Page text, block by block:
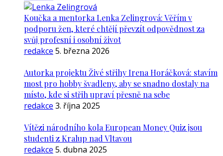
Koučka a mentorka Lenka Zelingrová: Věřím v
podporu žen, které chtějí převzít odpovědnost za
svůj profesní i osobní život
redakce 5. března 2026
Autorka projektu Živé střihy Irena Horáčková: stavím
most pro hobby švadleny, aby se snadno dostaly na
místo, kde si střih upraví přesně na sebe
redakce 3. října 2025
Vítězi národního kola European Money Quiz jsou
studenti z Kralup nad Vltavou
redakce 5. dubna 2025